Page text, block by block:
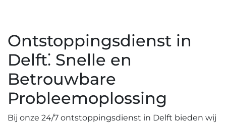
Ontstoppingsdienst in
Delft⁚ Snelle en
Betrouwbare
Probleemoplossing
Bij onze 24/7 ontstoppingsdienst in Delft bieden wij